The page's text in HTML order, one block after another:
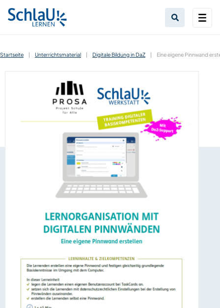
Startseite | Unterrichtsmaterial | Digitale Bildung in DaZ | Eine eigene Pinnwand